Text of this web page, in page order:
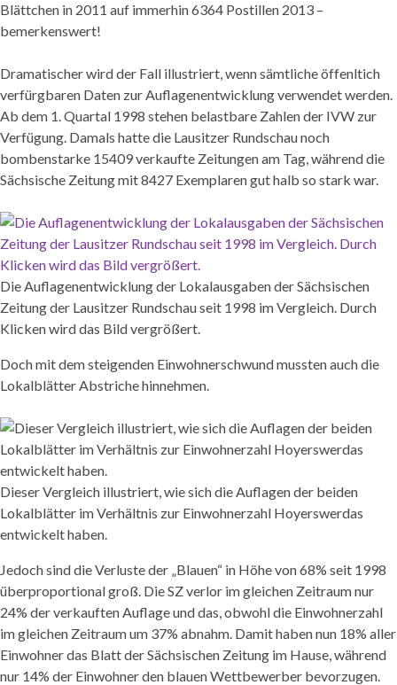
Blättchen in 2011 auf immerhin 6364 Postillen 2013 –
bemerkenswert!
Dramatischer wird der Fall illustriert, wenn sämtliche öffenltich
verfürgbaren Daten zur Auflagenentwicklung verwendet werden.
Ab dem 1. Quartal 1998 stehen belastbare Zahlen der IVW zur
Verfügung. Damals hatte die Lausitzer Rundschau noch
bombenstarke 15409 verkaufte Zeitungen am Tag, während die
Sächsische Zeitung mit 8427 Exemplaren gut halb so stark war.
Die Auflagenentwicklung der Lokalausgaben der Sächsischen
Zeitung der Lausitzer Rundschau seit 1998 im Vergleich. Durch
Klicken wird das Bild vergrößert.
Doch mit dem steigenden Einwohnerschwund mussten auch die
Lokalblätter Abstriche hinnehmen.
Dieser Vergleich illustriert, wie sich die Auflagen der beiden
Lokalblätter im Verhältnis zur Einwohnerzahl Hoyerswerdas
entwickelt haben.
Jedoch sind die Verluste der „Blauen“ in Höhe von 68% seit 1998
überproportional groß. Die SZ verlor im gleichen Zeitraum nur
24% der verkauften Auflage und das, obwohl die Einwohnerzahl
im gleichen Zeitraum um 37% abnahm. Damit haben nun 18% aller
Einwohner das Blatt der Sächsischen Zeitung im Hause, während
nur 14% der Einwohner den blauen Wettbewerber bevorzugen.